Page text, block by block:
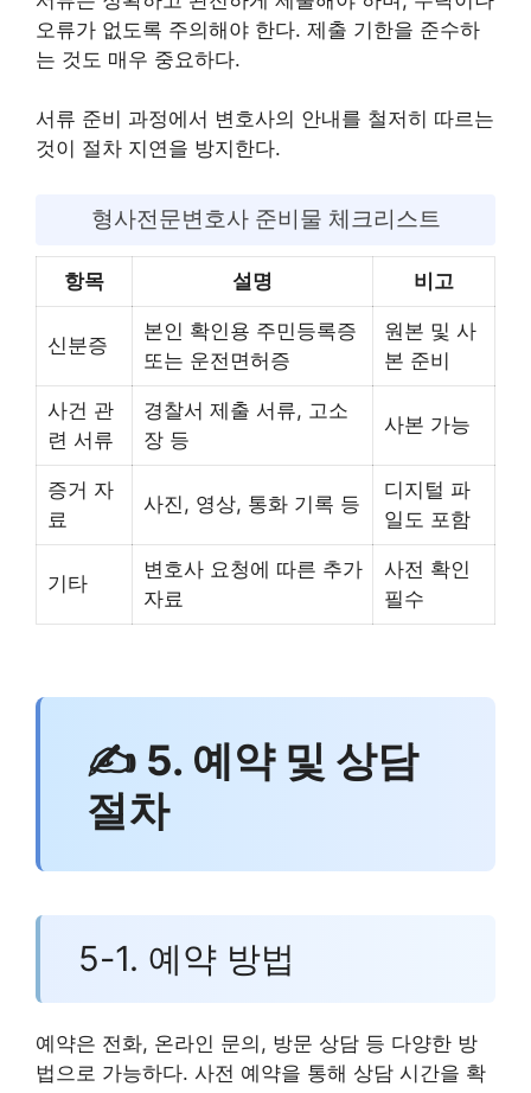
오류가 없도록 주의해야 한다. 제출 기한을 준수하
는 것도 매우 중요하다.
서류 준비 과정에서 변호사의 안내를 철저히 따르는
것이 절차 지연을 방지한다.
형사전문변호사 준비물 체크리스트
항목 설명 비고
신분증
본인 확인용 주민등록증
또는 운전면허증
원본 및 사
본 준비
사건 관
련 서류
경찰서 제출 서류, 고소
장 등
사본 가능
증거 자
료
사진, 영상, 통화 기록 등
디지털 파
일도 포함
기타
변호사 요청에 따른 추가
자료
사전 확인
필수
✍ 5. 예약 및 상담
절차
5-1. 예약 방법
예약은 전화, 온라인 문의, 방문 상담 등 다양한 방
법으로 가능하다. 사전 예약을 통해 상담 시간을 확